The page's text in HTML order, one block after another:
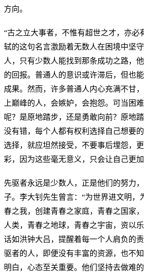
方向。
“古之立大事者，不惟有超世之才，亦必
轼的这句名言激励着无数人在困境中坚
人，只有少数人能找到那条成功之路，
的回报。普通人的意识或许滞后，但也
成果。然而，许多普通人内心充满不甘
上巅峰的人，会嫉妒，会抱怨。可当困
呢？是原地踏步，还是勇敢向前？原地
没有错，每个人都有权利选择自己想要
选择，就应坦然接受，不要事后埋怨，
彩，因为这些毫无意义，只会让自己更加
先驱者永远是少数人，正是他们的努力
子。李大钊先生曾言：“为世界进文明，
春之我，创建青春之家庭，青春之国家
人类，青春之地球，青春之宇宙，资以
话如洪钟大吕，提醒着每一个人肩负的
驱者的人，即便没有丰富的资源，也不
明白，心态至关重要。他们坚持去做难